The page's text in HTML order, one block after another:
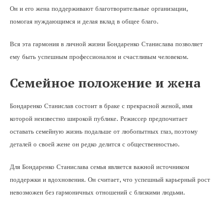
Он и его жена поддерживают благотворительные организации,
помогая нуждающимся и делая вклад в общее благо.
Вся эта гармония в личной жизни Бондаренко Станислава позволяет
ему быть успешным профессионалом и счастливым человеком.
Семейное положение и жена
Бондаренко Станислав состоит в браке с прекрасной женой, имя
которой неизвестно широкой публике. Режиссер предпочитает
оставать семейную жизнь подальше от любопытных глаз, поэтому
деталей о своей жене он редко делится с общественностью.
Для Бондаренко Станислава семья является важной источником
поддержки и вдохновения. Он считает, что успешный карьерный рост
невозможен без гармоничных отношений с близкими людьми.